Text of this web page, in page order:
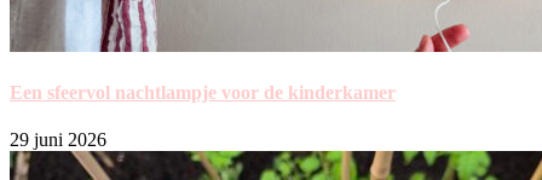
Een sfeervol nachtlampje voor de kinderkamer
29 juni 2026